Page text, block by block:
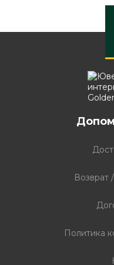
Вставка - вишукане
золотого браслета
того, чи має виріб
моделі з фіанітами,
напівдорогоцінним
на такий золотий браслет
асортименті можна знайти
самородки добре
Красиво виглядають
великий вибір ювелірних
Возврат
Политика